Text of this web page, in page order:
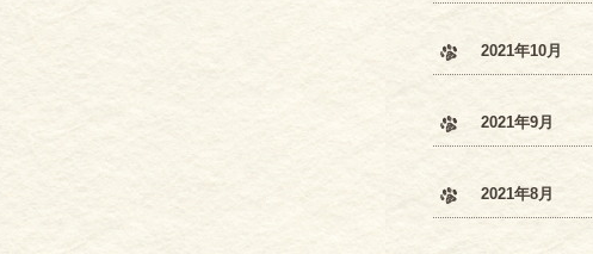
2021年10月
2021年9月
2021年8月